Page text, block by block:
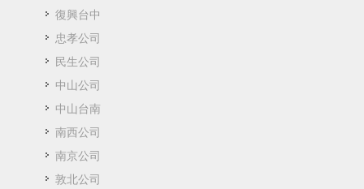
復興台中
忠孝公司
民生公司
中山公司
中山台南
南西公司
南京公司
敦北公司